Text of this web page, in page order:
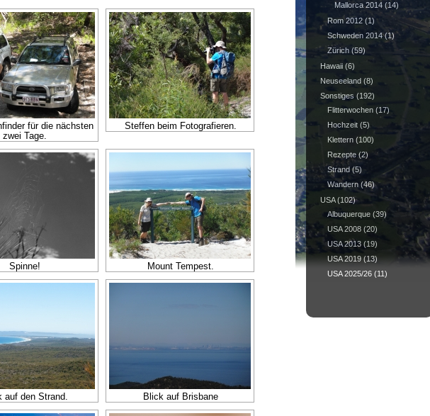
für die nächsten
zwei Tage.
Steffen beim Fotografieren.
Spinne! Mount Tempest.
auf den Strand. Blick auf Brisbane
Mallorca 2014(14)
Rom 2012(1)
Schweden 2014(1)
Zürich(59)
Hawaii(6)
Neuseeland(8)
Sonstiges (192)
Flitterwochen(17)
Hochzeit(5)
Klettern(100)
Rezepte(2)
Strand(5)
Wandern(46)
USA(102)
Albuquerque(39)
USA 2008(20)
USA 2013(19)
USA 2019(13)
USA 2025/26(11)